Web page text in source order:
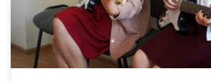
дополнительных […]